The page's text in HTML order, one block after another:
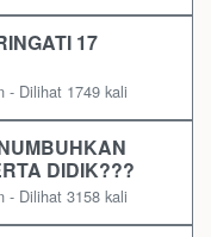
17
- Dilihat 1749 kali
DIDIK???
- Dilihat 3158 kali